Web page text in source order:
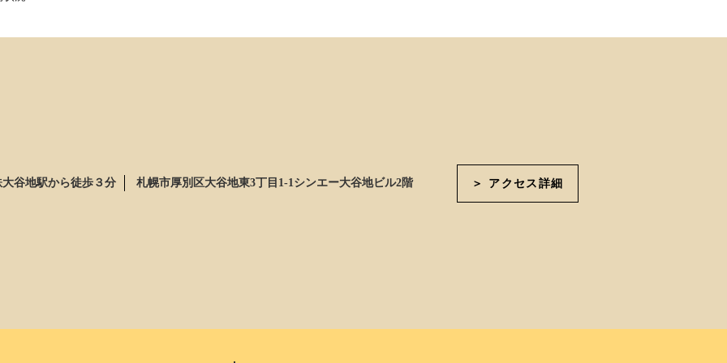
谷地駅から徒歩３分 札幌市厚別区大谷地東3丁目1-1シンエー大谷地ビル2階 ＞ アクセス詳細